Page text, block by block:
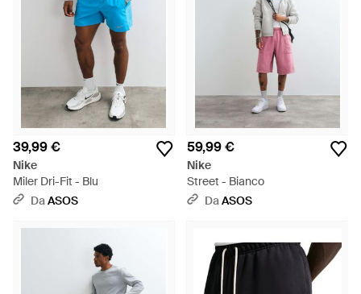
39,99 €
Nike
Miler Dri-Fit - Blu
DaASOS
59,99 €
Nike
Street - Bianco
DaASOS